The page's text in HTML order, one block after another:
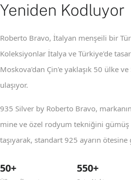
Yeniden Kodluyor
Roberto Bravo, İtalyan menşeili bir
Koleksiyonlar İtalya ve Türkiye'de
Moskova'dan Çin'e yaklaşık 50 ülke ve
ulaşıyor.
935 Silver by Roberto Bravo,
mine ve özel rodyum tekniğini gümüş
taşıyarak, standart 925 ayarın
50+ 550+